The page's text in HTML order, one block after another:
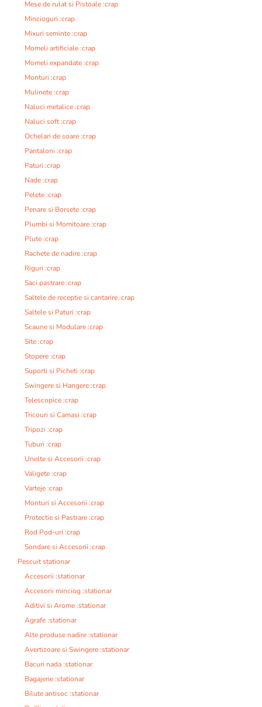
Mese de rulat si Pistoale :crap
Mincioguri :crap
Mixuri seminte :crap
Momeli artificiale :crap
Momeli expandate :crap
Monturi :crap
Mulinete :crap
Naluci metalice :crap
Naluci soft :crap
Ochelari de soare :crap
Pantaloni :crap
Paturi :crap
Nade :crap
Pelete :crap
Penare si Borsete :crap
Plumbi si Momitoare :crap
Plute :crap
Rachete de nadire :crap
Riguri :crap
Saci pastrare :crap
Saltele de receptie si cantarire :crap
Saltele si Paturi :crap
Scaune si Modulare :crap
Site :crap
Stopere :crap
Suporti si Picheti :crap
Swingere si Hangere :crap
Telescopice :crap
Tricouri si Camasi :crap
Tripozi :crap
Tuburi :crap
Unelte si Accesorii :crap
Valigete :crap
Varteje :crap
Monturi si Accesorii :crap
Protectie si Pastrare :crap
Rod Pod-uri :crap
Sondare si Accesorii :crap
Pescuit stationar
Accesorii :stationar
Accesorii minciog :stationar
Aditivi si Arome :stationar
Agrafe :stationar
Alte produse nadire :stationar
Avertizoare si Swingere :stationar
Bacuri nada :stationar
Bagajerie :stationar
Bilute antisoc :stationar